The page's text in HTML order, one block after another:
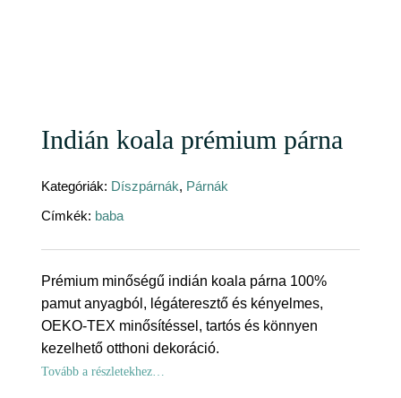
Indián koala prémium párna
Kategóriák: Díszpárnák, Párnák
Címkék: baba
Prémium minőségű indián koala párna 100%
pamut anyagból, légáteresztő és kényelmes,
OEKO-TEX minősítéssel, tartós és könnyen
kezelhető otthoni dekoráció.
Tovább a részletekhez…